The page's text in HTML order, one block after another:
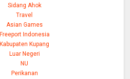
Sidang Ahok
Travel
Asian Games
Freeport Indonesia
Kabupaten Kupang
Luar Negeri
NU
Perikanan